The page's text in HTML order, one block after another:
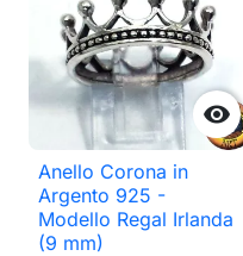

Anello Corona in
Argento 925 -
Modello Regal Irlanda
(9 mm)